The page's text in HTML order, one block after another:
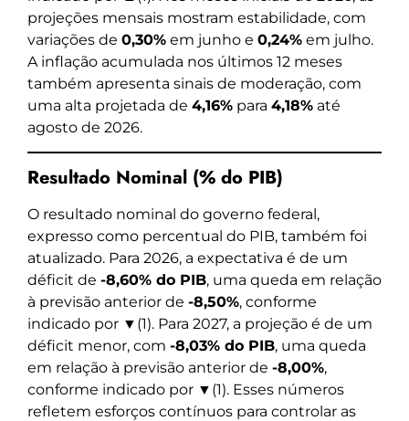
projeções mensais mostram estabilidade, com
variações de 0,30% em junho e 0,24% em julho.
A inflação acumulada nos últimos 12 meses
também apresenta sinais de moderação, com
uma alta projetada de 4,16% para 4,18% até
agosto de 2026.
Resultado Nominal (% do PIB)
O resultado nominal do governo federal,
expresso como percentual do PIB, também foi
atualizado. Para 2026, a expectativa é de um
déficit de -8,60% do PIB, uma queda em relação
à previsão anterior de -8,50%, conforme
indicado por ▼(1). Para 2027, a projeção é de um
déficit menor, com -8,03% do PIB, uma queda
em relação à previsão anterior de -8,00%,
conforme indicado por ▼(1). Esses números
refletem esforços contínuos para controlar as